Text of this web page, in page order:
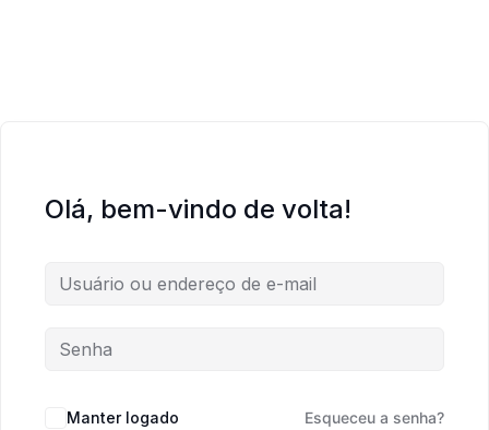
Olá, bem-vindo de volta!
Manter logado Esqueceu a senha?